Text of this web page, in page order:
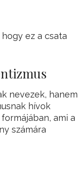
ez a csata
nevezek, hanem
hívok
ami a
számára